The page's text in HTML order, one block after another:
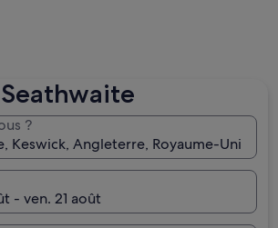
?
Keswick, Angleterre, Royaume-Uni
- ven. 21 août